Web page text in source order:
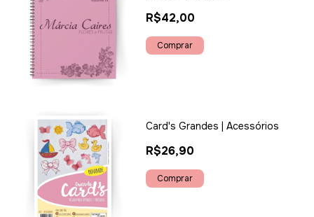
R$42,00
Card's Grandes | Acessórios
R$26,90